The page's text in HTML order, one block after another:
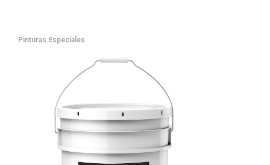
Pinturas Especiales